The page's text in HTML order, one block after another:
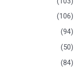
(106)
(94)
(50)
(84)